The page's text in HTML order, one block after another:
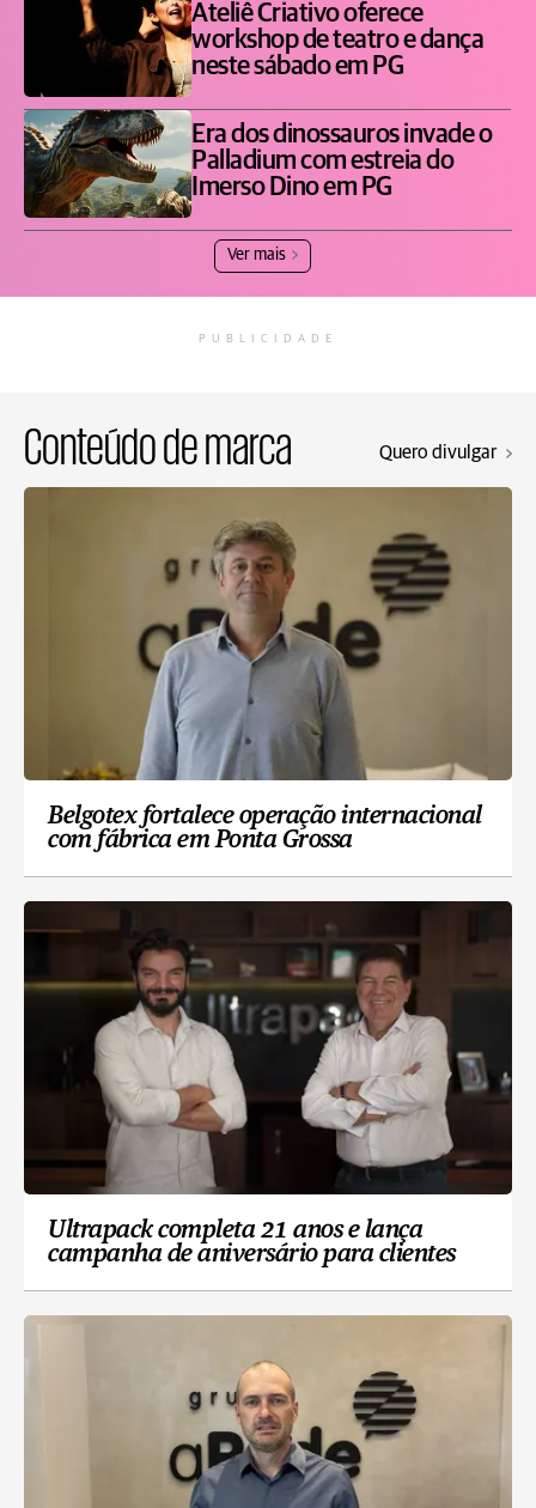
Ateliê Criativo oferece
workshop de teatro e dança
neste sábado em PG
Era dos dinossauros invade o
Palladium com estreia do
Imerso Dino em PG
Ver mais
PUBLICIDADE
Conteúdo de marca Quero divulgar
Belgotex fortalece operação internacional
com fábrica em Ponta Grossa
Ultrapack completa 21 anos e lança
campanha de aniversário para clientes